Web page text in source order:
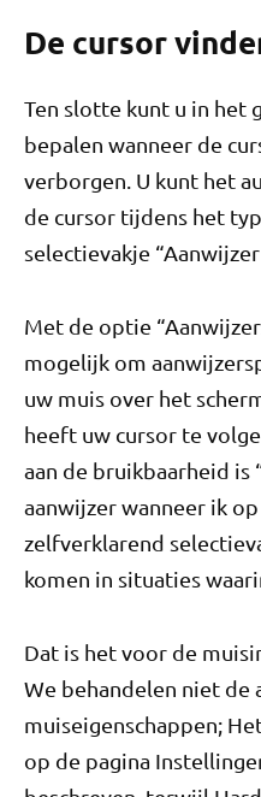
De cursor
Ten slotte kunt u in het
bepalen wanneer de
verborgen. U kunt het
de cursor tijdens het
selectievakje
Met de optie
mogelijk om
uw muis over het
heeft uw cursor te
aan de bruikbaarheid is
aanwijzer wanneer ik
zelfverklarend
komen in situaties
Dat is het voor de
We behandelen niet de
muiseigenschappen;
op de pagina